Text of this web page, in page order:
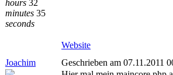
hours 32
minutes 35
seconds
Website
Joachim
Geschrieben am 07.11.2011